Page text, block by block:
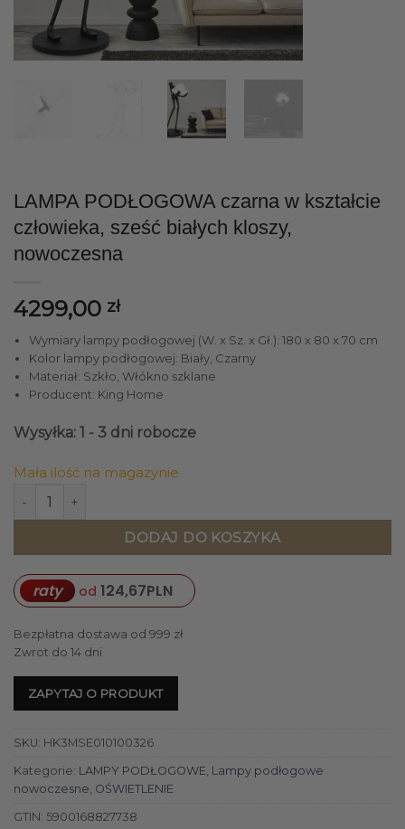
LAMPA PODŁOGOWA czarna w kształcie
człowieka, sześć białych kloszy,
nowoczesna
4299,00 zł
Wymiary lampy podłogowej (W. x Sz. x Gł.): 180 x 80 x 70 cm
Kolor lampy podłogowej: Biały, Czarny
Materiał: Szkło, Włókno szklane
Producent: King Home
Wysyłka: 1 - 3 dni robocze
Mała ilość na magazynie
ilość LAMPA PODŁOGOWA czarna w kształcie człowieka,
DODAJ DO KOSZYKA
raty od 124,67PLN
Bezpłatna dostawa od 999 zł
Zwrot do 14 dni
ZAPYTAJ O PRODUKT
SKU: HK3MSE010100326
Kategorie: LAMPY PODŁOGOWE, Lampy podłogowe
nowoczesne, OŚWIETLENIE
GTIN: 5900168827738